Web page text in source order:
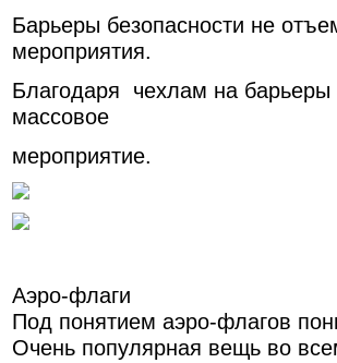
Барьеры безопасности не
мероприятия.
Благодаря чехлам на
массовое
мероприятие.
Аэро-флаги
Под понятием аэро-флагов
Очень популярная вещь во